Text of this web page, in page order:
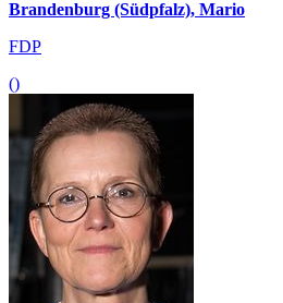
Brandenburg (Südpfalz), Mario
FDP
()